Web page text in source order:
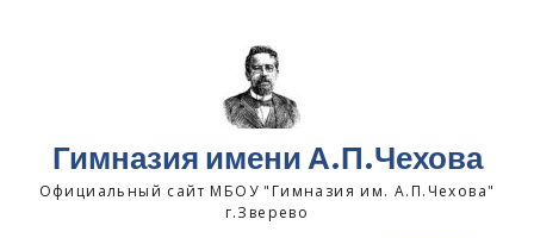
Гимназия имени А.П.Чехова
Официальный сайт МБОУ "Гимназия им. А.П.Чехова"
г.Зверево